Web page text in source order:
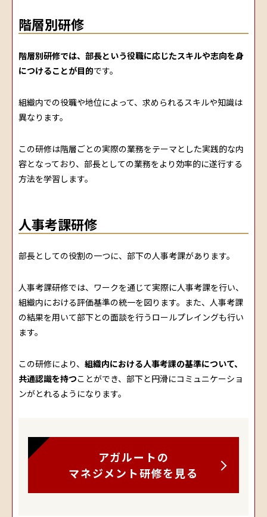
階層別研修
階層別研修では、部長という役職に応じたスキルや志向を身
につけることが目的です。
組織内での役職や地位によって、求められるスキルや知識は
異なります。
この研修は階層ごとの実際の業務をテーマとした実践的な内
容となっており、部長としての業務をより効率的に遂行する
方法を学習します。
人事考課研修
部長としての役割の一つに、部下の人事考課があります。
人事考課研修では、ワークを通じて実際に人事考課を行い、
組織内における評価基準の統一を図ります。また、人事考課
の結果を用いて部下との面談を行うロールプレイングも行い
ます。
この研修により、 組織内における人事考課の基準について、
共通認識を持つことができ、部下と円滑にコミュニケーショ
ンがとれるようになります。
アガルートの
マネジメント研修を見る